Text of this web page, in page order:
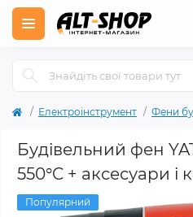
Електроінструмент Фени
Будівельний фен
550°C + аксесуари і
Популярний